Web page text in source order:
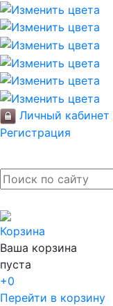
Личный кабинет
Регистрация
Корзина
Ваша корзина
пуста
+0
Перейти в корзину